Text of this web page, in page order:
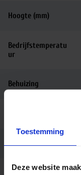
Toestemming
Deze website
Hoogte (mm)
Bedrijfstemperatu
ur
Behuizing
Montage
Aansluiting